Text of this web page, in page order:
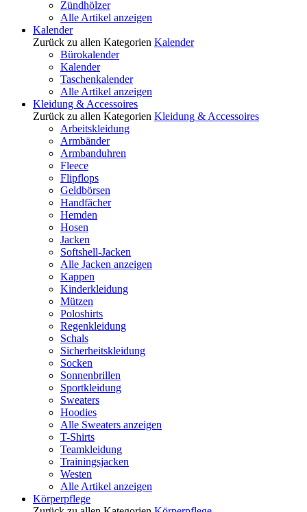
Zündhölzer
Alle Artikel anzeigen
Kalender
Zurück zu allen Kategorien Kalender
Bürokalender
Kalender
Taschenkalender
Alle Artikel anzeigen
Kleidung & Accessoires
Zurück zu allen Kategorien Kleidung & Accessoires
Arbeitskleidung
Armbänder
Armbanduhren
Fleece
Flipflops
Geldbörsen
Handfächer
Hemden
Hosen
Jacken
Softshell-Jacken
Alle Jacken anzeigen
Kappen
Kinderkleidung
Mützen
Poloshirts
Regenkleidung
Schals
Sicherheitskleidung
Socken
Sonnenbrillen
Sportkleidung
Sweaters
Hoodies
Alle Sweaters anzeigen
T-Shirts
Teamkleidung
Trainingsjacken
Westen
Alle Artikel anzeigen
Körperpflege